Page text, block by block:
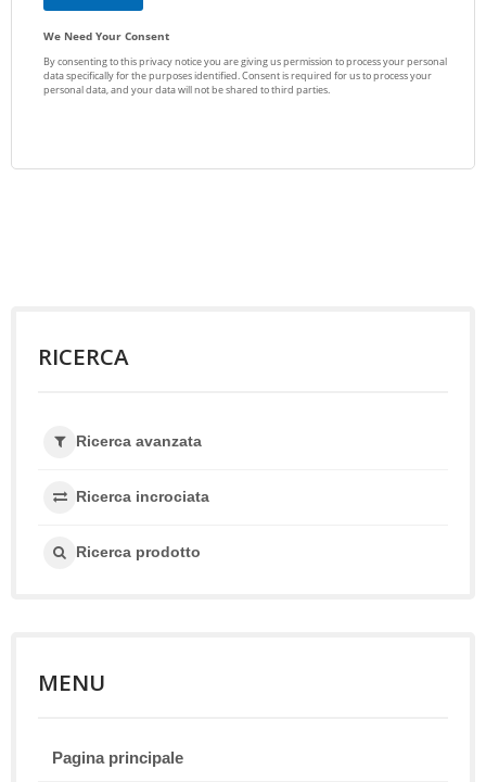
RICERCA
Ricerca avanzata
Ricerca incrociata
Ricerca prodotto
MENU
Pagina principale